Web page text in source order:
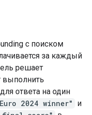
с поиском
за каждый
решает
выполнить
ответа на один
Euro 2024 winner"
и